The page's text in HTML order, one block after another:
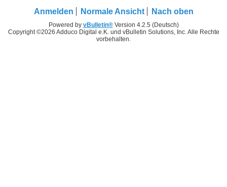
Anmelden Normale Ansicht Nach oben
Powered by vBulletin®Version 4.2.5 (Deutsch)
Copyright ©2026 Adduco Digital e.K. und vBulletin Solutions, Inc. Alle Rechte
vorbehalten.